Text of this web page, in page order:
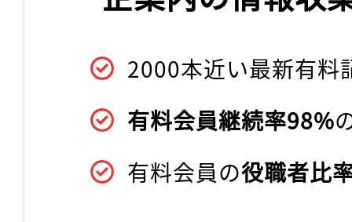
2000本近い最新有料
有料会員継続率98%
有料会員の役職者比